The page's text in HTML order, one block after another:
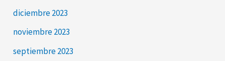
diciembre 2023
noviembre 2023
septiembre 2023